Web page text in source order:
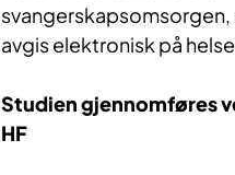
avgis elektronisk på
Studien gjennomføres
HF